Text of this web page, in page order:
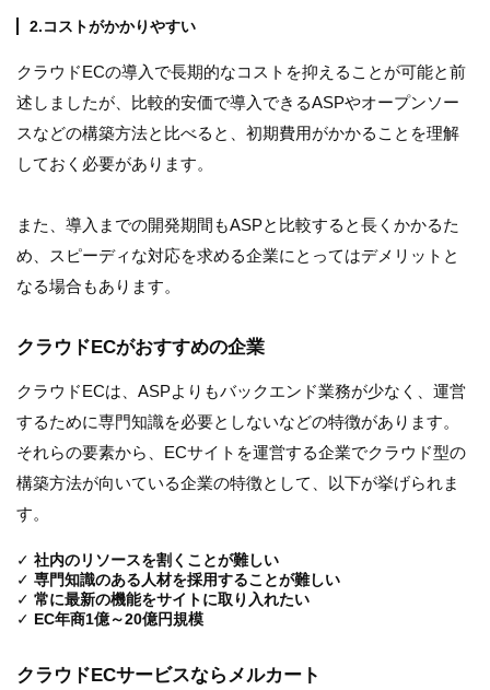
2.コストがかかりやすい
クラウドECの導入で長期的なコストを抑えることが可能と前
述しましたが、比較的安価で導入できるASPやオープンソー
スなどの構築方法と比べると、初期費用がかかることを理解
しておく必要があります。
また、導入までの開発期間もASPと比較すると長くかかるた
め、スピーディな対応を求める企業にとってはデメリットと
なる場合もあります。
クラウドECがおすすめの企業
クラウドECは、ASPよりもバックエンド業務が少なく、運営
するために専門知識を必要としないなどの特徴があります。
それらの要素から、ECサイトを運営する企業でクラウド型の
構築方法が向いている企業の特徴として、以下が挙げられま
す。
✓ 社内のリソースを割くことが難しい
✓ 専門知識のある人材を採用することが難しい
✓ 常に最新の機能をサイトに取り入れたい
✓ EC年商1億～20億円規模
クラウドECサービスならメルカート